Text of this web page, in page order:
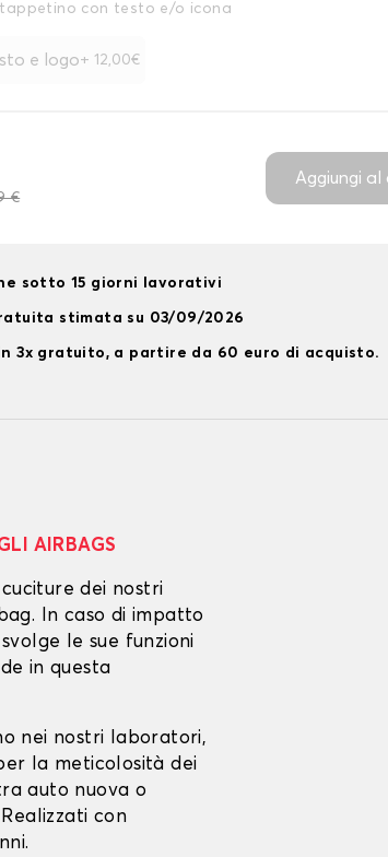
con testo e/o icona
e logo + 12,00€
€
Aggiungi al
sotto 15 giorni lavorativi
stimata su 03/09/2026
3x gratuito, a partire da 60 euro di acquisto.
AIRBAGS
dei nostri
In caso di impatto
le sue funzioni
in questa
nei nostri laboratori,
la meticolosità dei
auto nuova o
con